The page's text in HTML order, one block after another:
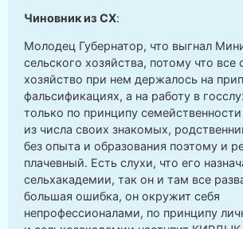
Чиновник из СХ:
Молодец Губернатор, что выгнал
сельского хозяйства, потому что все
хозяйство при нем держалось на
фальсификациях, а на работу в
только по принципу
из числа своих знакомых,
без опыта и образования поэтому и
плачевный. Есть слухи, что его
сельхакадемии, так он и там все
большая ошибка, он окружит себя
непрофессионалами, по принципу